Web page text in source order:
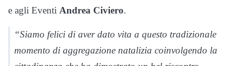
e agli Eventi Andrea Civiero.
“Siamo felici di aver dato vita a questo tradizionale
momento di aggregazione natalizia coinvolgendo la